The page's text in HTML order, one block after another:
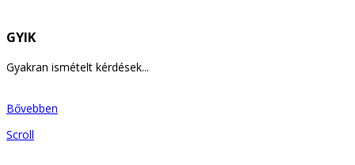
GYIK
Gyakran ismételt kérdések...
Bővebben
Scroll